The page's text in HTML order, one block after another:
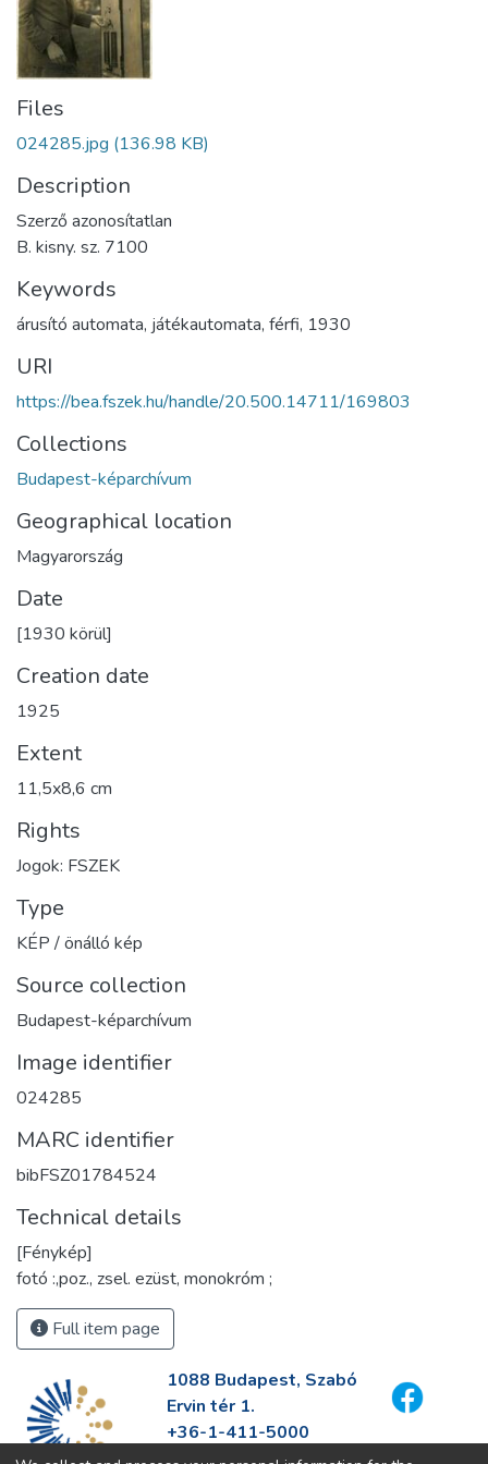
Files
024285.jpg (136.98 KB)
Description
Szerző azonosítatlan
B. kisny. sz. 7100
Keywords
árusító automata, játékautomata, férfi, 1930
URI
https://bea.fszek.hu/handle/20.500.14711/169803
Collections
Budapest-képarchívum
Geographical location
Magyarország
Date
[1930 körül]
Creation date
1925
Extent
11,5x8,6 cm
Rights
Jogok: FSZEK
Type
KÉP / önálló kép
Source collection
Budapest-képarchívum
Image identifier
024285
MARC identifier
bibFSZ01784524
Technical details
[Fénykép]
fotó :,poz., zsel. ezüst, monokróm ;
Full item page
1088 Budapest, Szabó
Ervin tér 1.
+36-1-411-5000
info@fszek.hu